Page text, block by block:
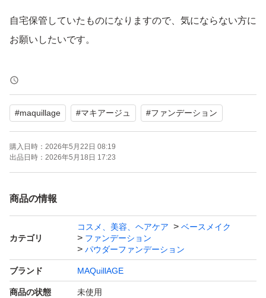
自宅保管していたものになりますので、気にならない方に
お願いしたいです。
基本的に日曜日、祝日の発送はお休みさせていただきま
す。
よろしくお願いいたします。
マキアージュ ドラマティックパウダリー EX オークル20
レフィル
PA：PA+++
#maquillage #マキアージュ #ファンデーション
購入日時： 2026年5月22日 08:19
出品日時： 2026年5月18日 17:23
商品の情報
カテゴリ
コスメ、美容、ヘアケア
ベースメイク
ファンデーション
パウダーファンデーション
ブランド MAQuillAGE
商品の状態 未使用